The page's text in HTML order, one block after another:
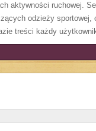
aktywności ruchowej.
odzieży sportowej,
treści każdy